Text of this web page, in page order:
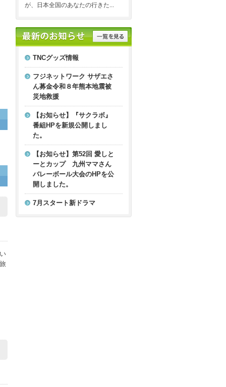
が、日本全国のあなたの行きた...
TNCグッズ情報
フジネットワーク サザエさ
ん募金令和８年熊本地震被
災地救援
【お知らせ】『サクラボ』
番組HPを新規公開しまし
た。
【お知らせ】第52回 愛しと
ーとカップ 九州ママさん
バレーボール大会のHPを公
開しました。
7月スタート新ドラマ